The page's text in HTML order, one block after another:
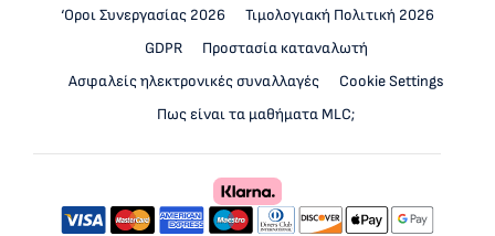
‘Οροι Συνεργασίας 2026
Τιμολογιακή Πολιτική 2026
GDPR
Προστασία καταναλωτή
Ασφαλείς ηλεκτρονικές συναλλαγές
Cookie Settings
Πως είναι τα μαθήματα MLC;